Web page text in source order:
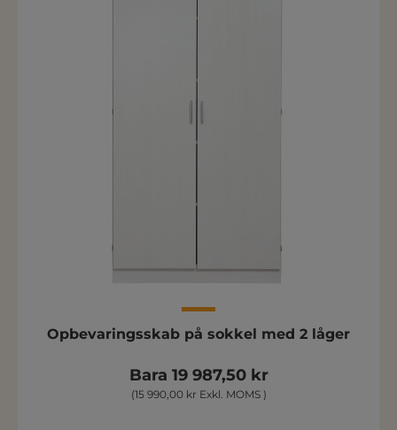
Opbevaringsskab på sokkel med 2 låger
Bara 19 987,50 kr
(15 990,00 kr Exkl. MOMS )